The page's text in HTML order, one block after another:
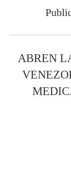
ABREN